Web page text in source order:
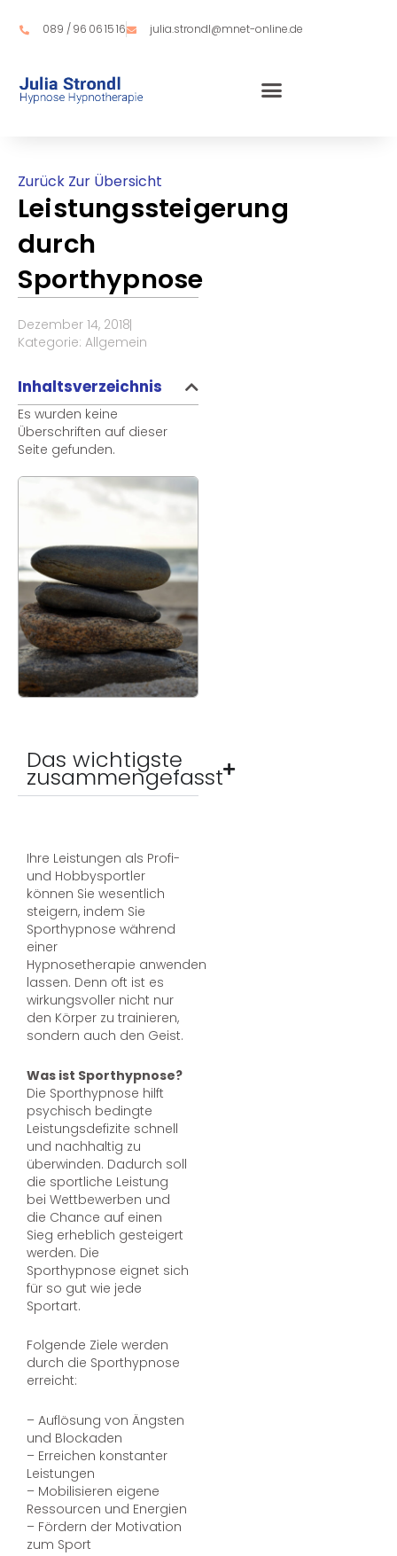
Inhalt
089 / 96 06 15 16 julia.strondl@mnet-online.de
Zurück Zur Übersicht
Leistungssteigerung
durch
Sporthypnose
Dezember 14, 2018
Kategorie: Allgemein
Inhaltsverzeichnis
Es wurden keine
Überschriften auf dieser
Seite gefunden.
Das wichtigste
zusammengefasst
Ihre Leistungen als Profi-
und Hobbysportler
können Sie wesentlich
steigern, indem Sie
Sporthypnose während
einer
Hypnosetherapie anwenden
lassen. Denn oft ist es
wirkungsvoller nicht nur
den Körper zu trainieren,
sondern auch den Geist.
Was ist Sporthypnose?
Die Sporthypnose hilft
psychisch bedingte
Leistungsdefizite schnell
und nachhaltig zu
überwinden. Dadurch soll
die sportliche Leistung
bei Wettbewerben und
die Chance auf einen
Sieg erheblich gesteigert
werden. Die
Sporthypnose eignet sich
für so gut wie jede
Sportart.
Folgende Ziele werden
durch die Sporthypnose
erreicht:
– Auflösung von Ängsten
und Blockaden
– Erreichen konstanter
Leistungen
– Mobilisieren eigene
Ressourcen und Energien
– Fördern der Motivation
zum Sport